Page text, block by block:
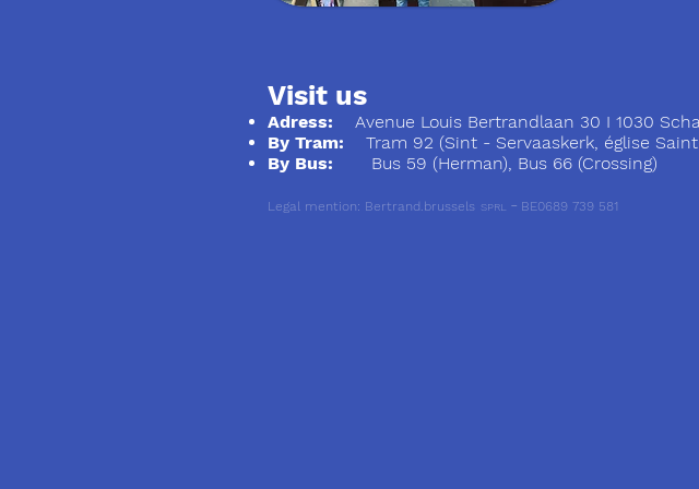
Visit us
Adress: Avenue Louis Bertrandlaan 30 I 1030
By Tram: Tram 92 (Sint - Servaaskerk, église
By Bus: Bus 59 (Herman), Bus 66 (Crossing)
Legal mention: Bertrand.brussels SPRL - BE0689 739 581